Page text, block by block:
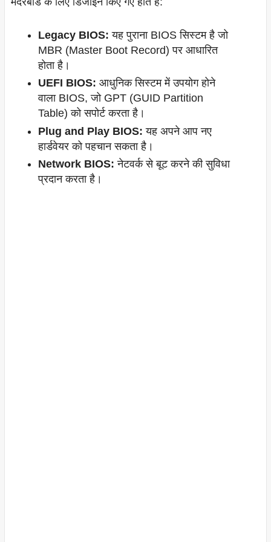
Legacy BIOS: यह पुराना BIOS सिस्टम है जो
MBR (Master Boot Record) पर आधारित
होता है।
UEFI BIOS: आधुनिक सिस्टम में उपयोग होने
वाला BIOS, जो GPT (GUID Partition
Table) को सपोर्ट करता है।
Plug and Play BIOS: यह अपने आप नए
हार्डवेयर को पहचान सकता है।
Network BIOS: नेटवर्क से बूट करने की सुविधा
प्रदान करता है।